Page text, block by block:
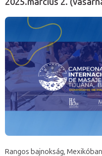
Rangos bajnokság,